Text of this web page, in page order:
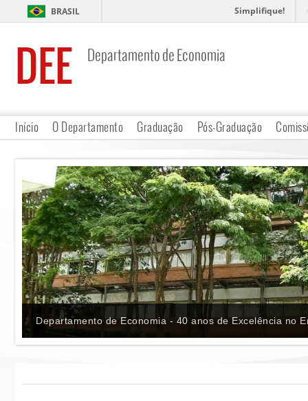
BRASIL Simplifique!
DEE Departamento de Economia
Início O Departamento Graduação Pós-Graduação
Departamento de Economia - 40 anos de Excelência no